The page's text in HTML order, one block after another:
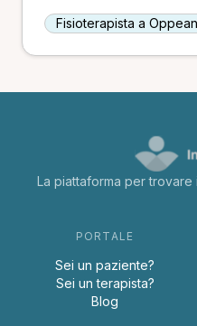
Fisioterapista a
La piattaforma per
PORTALE
Sei un paziente?
Sei un terapista?
Blog